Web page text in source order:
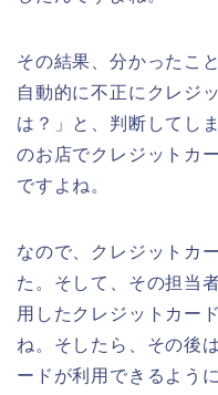
その結果、分かったこ
自動的に不正にクレジ
は？」と、判断してし
のお店でクレジットカ
ですよね。
なので、クレジットカ
た。そして、その担当
用したクレジットカー
ね。そしたら、その後
ードが利用できるよう